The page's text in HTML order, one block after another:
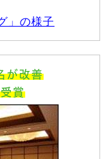
」の様子
が改善
賞